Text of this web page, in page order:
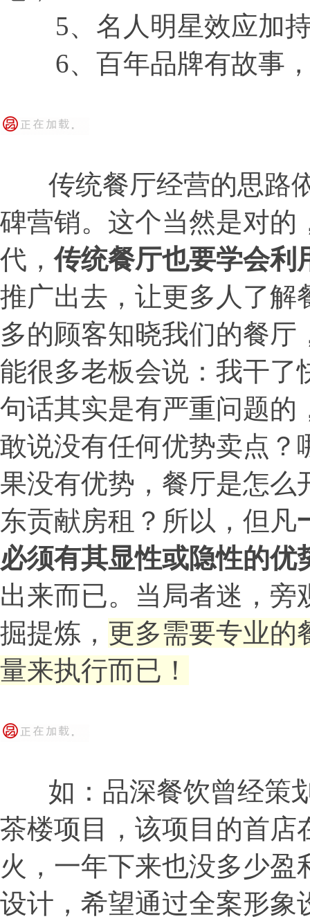
5、名人明星效应加持
6、百年品牌有故事，
传统餐厅经营的思路
碑营销。这个当然是对的
代，传统餐厅也要学会利
推广出去，让更多人了解
多的顾客知晓我们的餐
能很多老板会说：我干了
句话其实是有严重问题的
敢说没有任何优势卖点？
果没有优势，餐厅是怎么
东贡献房租？所以，但凡
必须有其显性或隐性的优
出来而已。当局者迷，
掘提炼， 更多需要专业的
量来执行而已！
如：品深餐饮曾经策
茶楼项目，该项目的首店
火，一年下来也没多少
设计，希望通过全案形象